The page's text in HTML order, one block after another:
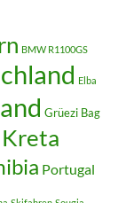
BMW R1100GS
Elba
Grüezi Bag
Kreta
Portugal